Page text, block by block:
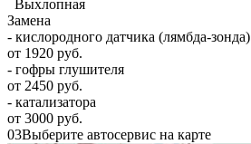
Выхлопная
Замена
- кислородного датчика (лямбда-зонда)
от 1920 руб.
- гофры глушителя
от 2450 руб.
- катализатора
от 3000 руб.
03Выберите автосервис на карте